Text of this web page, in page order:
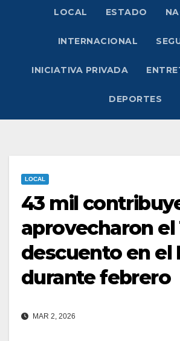
LOCAL ESTADO
INTERNACIONAL
INICIATIVA PRIVADA
DEPORTES
LOCAL
43 mil
aprovecharon el
descuento en el
durante febrero
MAR 2, 2026